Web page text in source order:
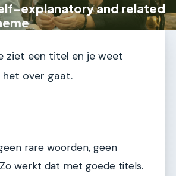
explanatory and related
ziet een titel en je weet
over gaat.
rare woorden, geen
werkt dat met goede titels.